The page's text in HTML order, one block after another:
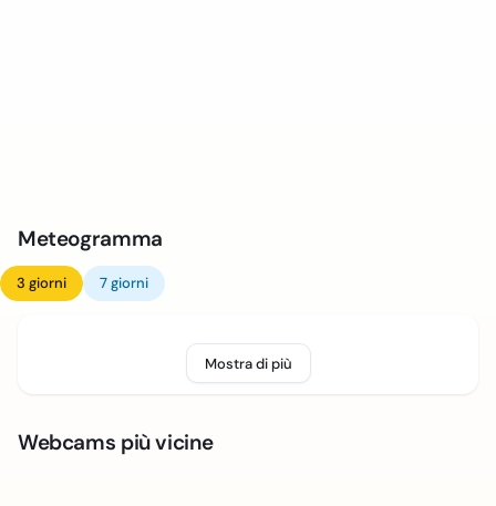
Meteogramma
3 giorni 7 giorni
Mostra di più
Webcams più vicine